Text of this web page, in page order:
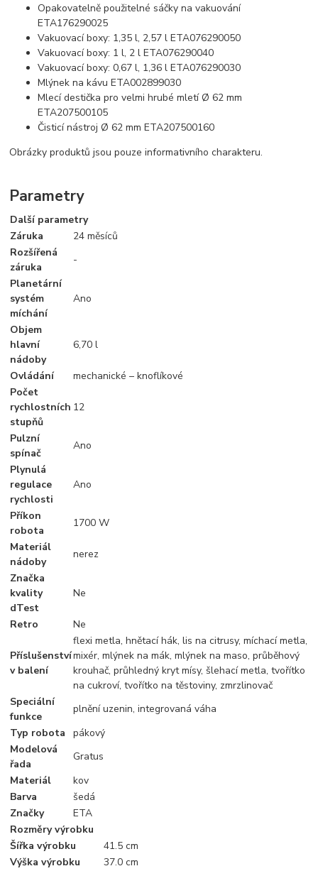
Opakovatelně použitelné sáčky na vakuování
ETA176290025
Vakuovací boxy: 1,35 l, 2,57 l ETA076290050
Vakuovací boxy: 1 l, 2 l ETA076290040
Vakuovací boxy: 0,67 l, 1,36 l ETA076290030
Mlýnek na kávu ETA002899030
Mlecí destička pro velmi hrubé mletí Ø 62 mm
ETA207500105
Čisticí nástroj Ø 62 mm ETA207500160
Obrázky produktů jsou pouze informativního charakteru.
Parametry
Další parametry
Záruka
24 měsíců
Rozšířená
záruka
-
Planetární
systém
míchání
Ano
Objem
hlavní
nádoby
6,70 l
Ovládání
mechanické – knoflíkové
Počet
rychlostních
stupňů
12
Pulzní
spínač
Ano
Plynulá
regulace
rychlosti
Ano
Příkon
robota
1700 W
Materiál
nádoby
nerez
Značka
kvality
dTest
Ne
Retro Ne
Příslušenství
v balení
flexi metla, hnětací hák, lis na citrusy, míchací metla,
mixér, mlýnek na mák, mlýnek na maso, průběhový
krouhač, průhledný kryt mísy, šlehací metla, tvořítko
na cukroví, tvořítko na těstoviny, zmrzlinovač
Speciální
funkce
plnění uzenin, integrovaná váha
Typ robota
pákový
Modelová
řada
Gratus
Materiál
kov
Barva
šedá
Značky
ETA
Rozměry výrobku
Šířka výrobku
41.5 cm
Výška výrobku
37.0 cm